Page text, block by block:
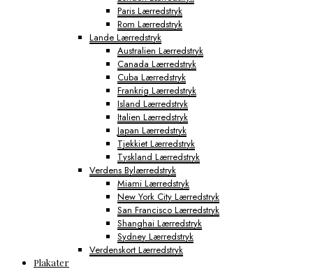
Paris Lærredstryk
Rom Lærredstryk
Lande Lærredstryk
Australien Lærredstryk
Canada Lærredstryk
Cuba Lærredstryk
Frankrig Lærredstryk
Island Lærredstryk
Italien Lærredstryk
Japan Lærredstryk
Tjekkiet Lærredstryk
Tyskland Lærredstryk
Verdens Bylærredstryk
Miami Lærredstryk
New York City Lærredstryk
San Francisco Lærredstryk
Shanghai Lærredstryk
Sydney Lærredstryk
Verdenskort Lærredstryk
Plakater